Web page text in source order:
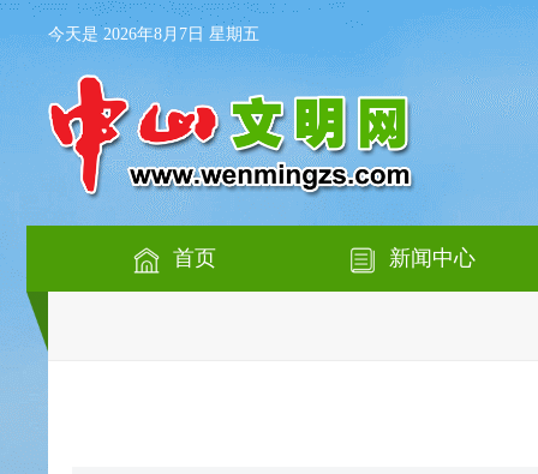
今天是 2026年8月7日 星期五
首页 新闻中心